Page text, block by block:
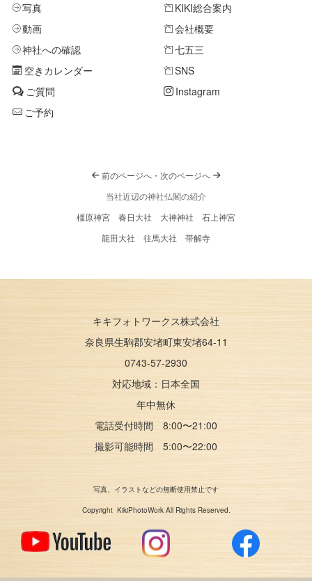
写真
動画
神社への確認
空きカレンダー
ご質問
ご予約
KIKI総合案内
会社概要
七五三
SNS
Instagram
前のページへ ・ 次のページへ
当社近辺の神社仏閣の紹介
橿原神宮 春日大社 大神神社 石上神宮
龍田大社 往馬大社 帯解寺
キキフォトワークス株式会社
奈良県生駒郡安堵町東安堵64-11
0743-57-2930
対応地域： 日本全国
年中無休
電話受付時間 8:00〜21:00
撮影可能時間 5:00〜22:00
写真、イラストなどの無断使用禁止です
Copyright KikiPhotoWork All Rights Reserved.